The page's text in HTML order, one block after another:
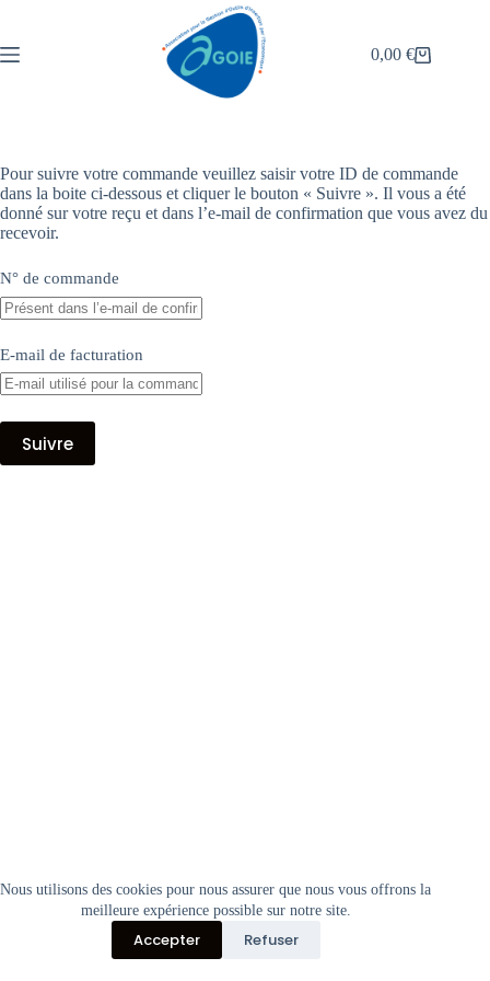
Les paiements ne se font pas en ligne. Vous payez directement au
Nous utilisons des cookies pour nous assurer que nous vous offrons la
meilleure expérience possible sur notre site.
Accepter Refuser
0,00€
Pour suivre votre commande veuillez saisir votre ID de commande
dans la boite ci-dessous et cliquer le bouton « Suivre ». Il vous a été
donné sur votre reçu et dans l’e-mail de confirmation que vous avez du
recevoir.
N° de commande
E-mail de facturation
Suivre
l’Économique. Tous droits réservés.